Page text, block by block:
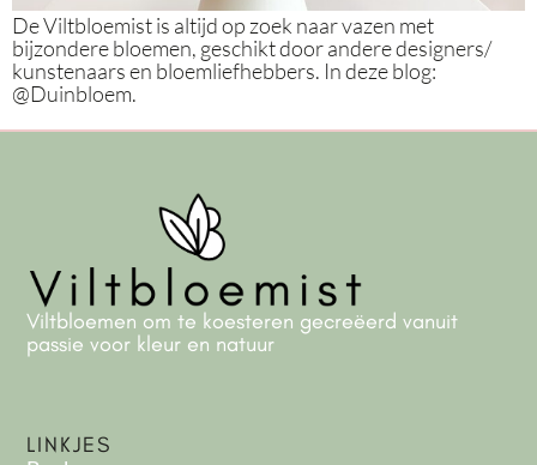
De Viltbloemist is altijd op zoek naar vazen met
bijzondere bloemen, geschikt door andere designers/
kunstenaars en bloemliefhebbers. In deze blog:
@Duinbloem.
Viltbloemen om te koesteren gecreëerd vanuit
passie voor kleur en natuur
LINKJES